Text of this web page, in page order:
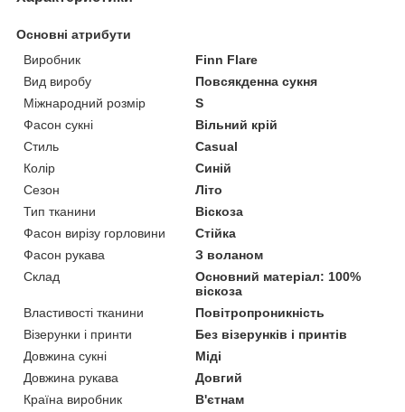
Основні атрибути
Виробник
Finn Flare
Вид виробу
Повсякденна сукня
Міжнародний розмір
S
Фасон сукні
Вільний крій
Стиль
Casual
Колір
Синій
Сезон
Літо
Тип тканини
Віскоза
Фасон вирізу горловини
Стійка
Фасон рукава
З воланом
Склад
Основний матеріал: 100%
віскоза
Властивості тканини
Повітропроникність
Візерунки і принти
Без візерунків і принтів
Довжина сукні
Міді
Довжина рукава
Довгий
Країна виробник
В'єтнам